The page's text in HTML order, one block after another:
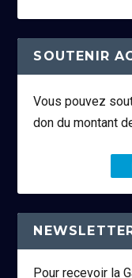
SOUTENIR
Vous pouvez
don du montant
Pour recevoir la